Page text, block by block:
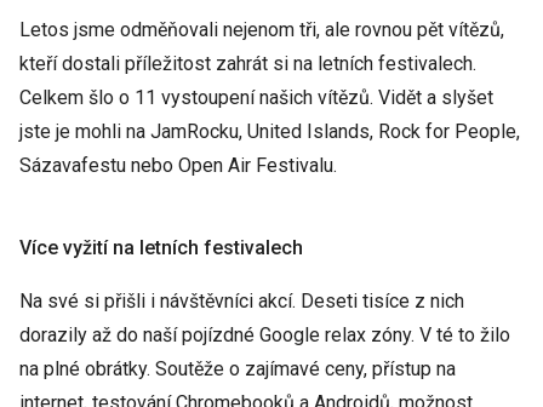
Letos jsme odměňovali nejenom tři, ale rovnou pět vítězů,
kteří dostali příležitost zahrát si na letních festivalech.
Celkem šlo o 11 vystoupení našich vítězů. Vidět a slyšet
jste je mohli na JamRocku, United Islands, Rock for People,
Sázavafestu nebo Open Air Festivalu.
Více vyžití na letních festivalech
Na své si přišli i návštěvníci akcí. Deseti tisíce z nich
dorazily až do naší pojízdné Google relax zóny. V té to žilo
na plné obrátky. Soutěže o zajímavé ceny, přístup na